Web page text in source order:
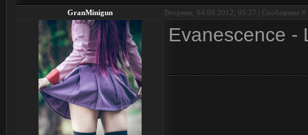
GranMinigun Вторник, 04.09.2012, 05:27 | Сообщение #
Evanescence -